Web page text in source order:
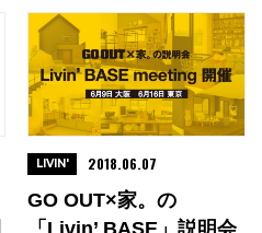
GO OUT×家。の
LIVIN' 2018.06.07